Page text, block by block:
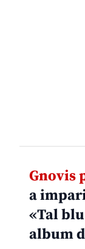
Gnovis
a
«Tal
album